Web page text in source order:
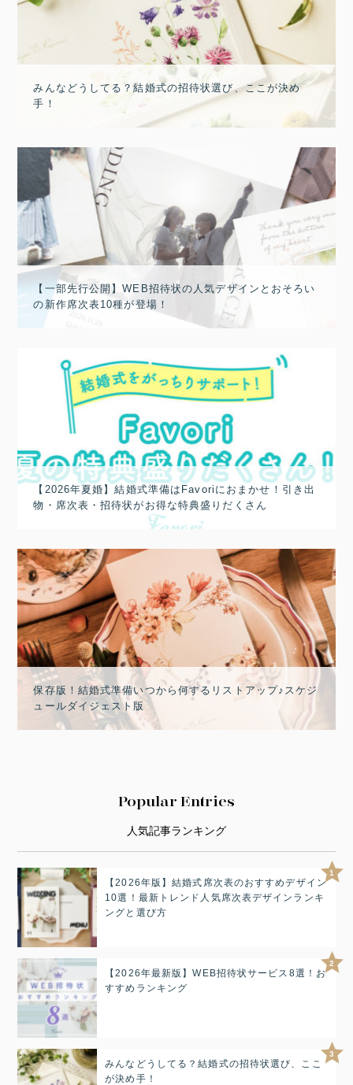
みんなどうしてる？結婚式の招待状選び、ここが決め
手！
【一部先行公開】WEB招待状の人気デザインとおそろい
の新作席次表10種が登場！
【2026年夏婚】結婚式準備はFavoriにおまかせ！引き出
物・席次表・招待状がお得な特典盛りだくさん
保存版！結婚式準備いつから何するリストアップ♪スケジ
ュールダイジェスト版
Popular Entries
人気記事ランキング
1
【2026年版】結婚式席次表のおすすめデザイン
10選！最新トレンド人気席次表デザインランキ
ングと選び方
2
【2026年最新版】WEB招待状サービス8選！お
すすめランキング
3
みんなどうしてる？結婚式の招待状選び、ここ
が決め手！